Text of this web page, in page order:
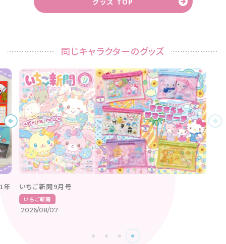
同じキャラクターのグッズ
年 いちご新聞9月号
いちご新聞
2026/08/07